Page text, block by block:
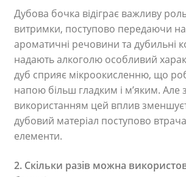
Дубова бочка відіграє важливу
витримки, поступово передаючи
ароматичні речовини та дубильні
надають алкоголю особливий
дуб сприяє мікроокисленню, що
напою більш гладким і м’яким. Але
використанням цей вплив
дубовий матеріал поступово
елементи.
2. Скільки разів можна